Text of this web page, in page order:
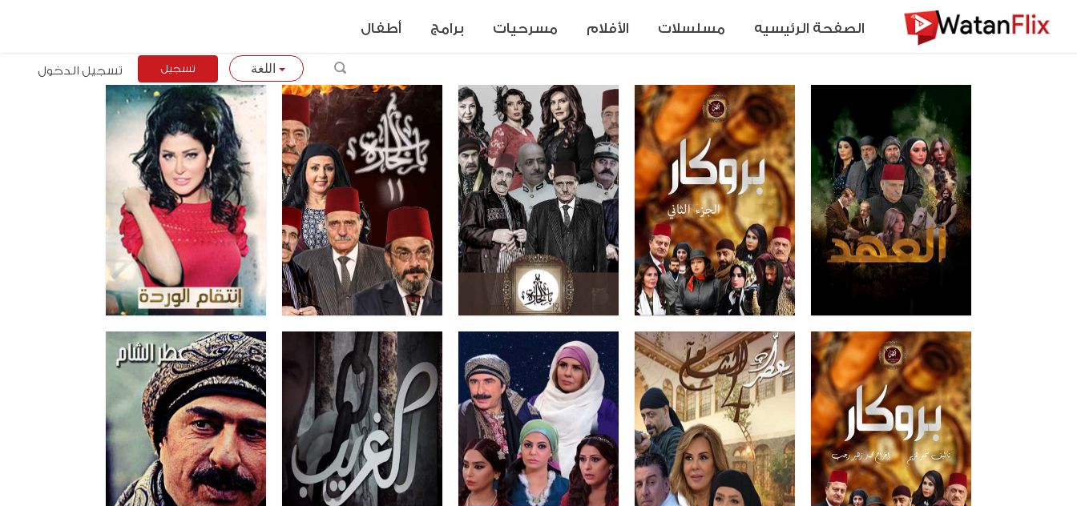
الصفحة الرئيسيه مسلسلات الأفلام مسرحيات برامج أطفال
اللغة تسجيل تسجيل الدخول